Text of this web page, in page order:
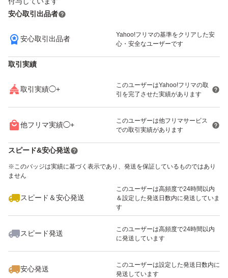
安心取引出品者
安心取引出品者
Yahoo!フリマの基準をクリアした安
心・安全なユーザーです
取引実績
取引実績◯+
このユーザーはYahoo!フリマの取
引を完了させた実績があります
他フリマ実績◯+
このユーザーは他フリマサービス
での取引実績があります
スピード&安心発送
※このバッジは実績に基づく表示であり、発送を保証しているものではあり
ません
スピード＆安心発送
このユーザーは高頻度で24時間以内
＆設定した発送日数内に発送していま
す
スピード発送
このユーザーは高頻度で24時間以内
に発送しています
安心発送
このユーザーは設定した発送日数内に
発送しています
21,000円 1,945円
3,890 3,765 円
3,890円 3,765 1,975円
1,990円 1,945